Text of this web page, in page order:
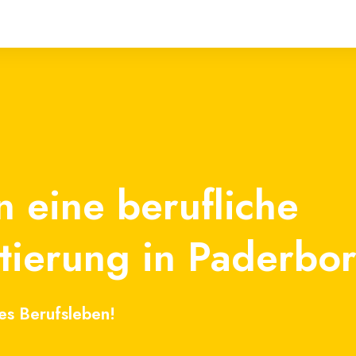
eine berufliche
in
Berufsleben!